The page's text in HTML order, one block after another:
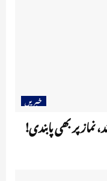
خبریں